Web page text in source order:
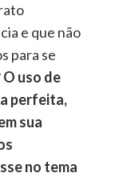
e que não
para se
O uso de
perfeita,
sua
no tema